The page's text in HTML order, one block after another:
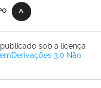
sob a licença
3.0 Não